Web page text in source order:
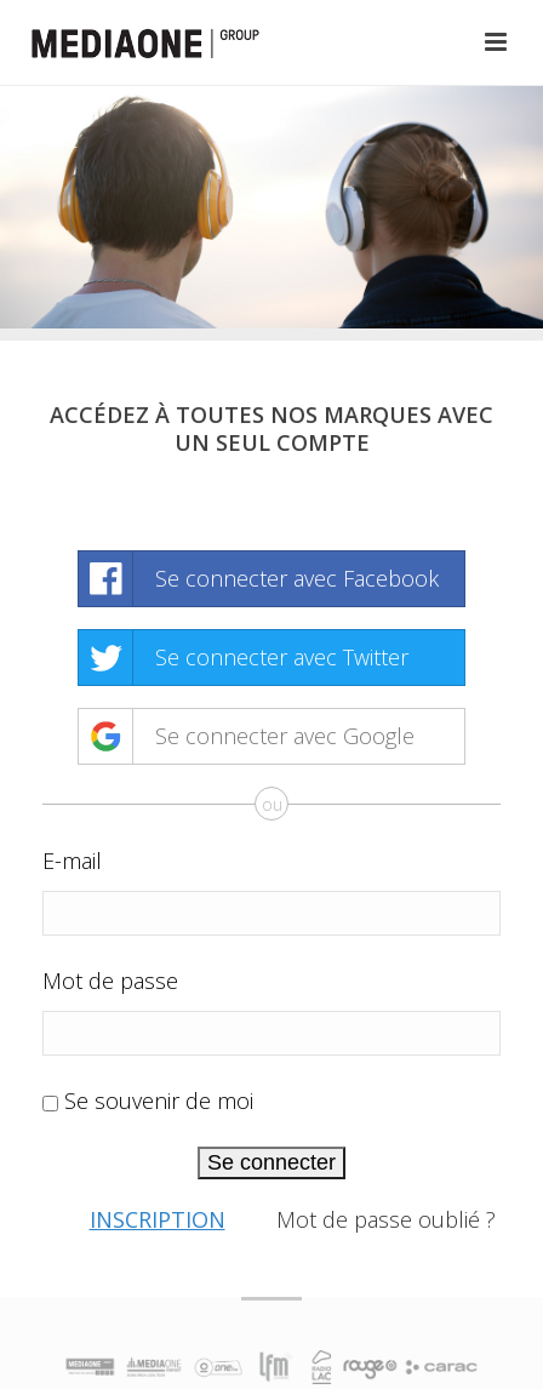
ACCÉDEZ À TOUTES NOS MARQUES AVEC
UN SEUL COMPTE
Se connecter avec Facebook
Se connecter avec Twitter
Se connecter avec Google
ou
E-mail
Mot de passe
Se souvenir de moi
Se connecter
INSCRIPTION Mot de passe oublié ?